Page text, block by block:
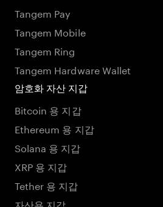
Tangem Pay
Tangem Mobile
Tangem Ring
Tangem Hardware Wallet
암호화 자산 지갑
Bitcoin 용 지갑
Ethereum 용 지갑
Solana 용 지갑
XRP 용 지갑
Tether 용 지갑
자산용 지갑